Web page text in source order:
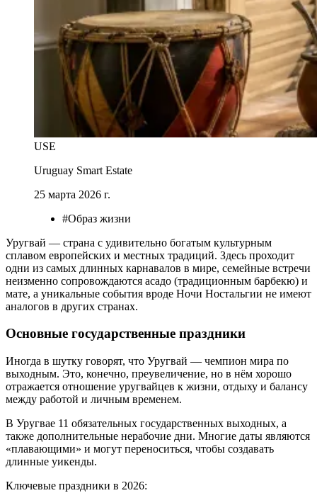
USE
Uruguay Smart Estate
25 марта 2026 г.
#Образ жизни
Уругвай — страна с удивительно богатым культурным
сплавом европейских и местных традиций. Здесь проходит
одни из самых длинных карнавалов в мире, семейные встречи
неизменно сопровождаются асадо (традиционным барбекю) и
мате, а уникальные события вроде Ночи Ностальгии не имеют
аналогов в других странах.
Основные государственные праздники
Иногда в шутку говорят, что Уругвай — чемпион мира по
выходным. Это, конечно, преувеличение, но в нём хорошо
отражается отношение уругвайцев к жизни, отдыху и балансу
между работой и личным временем.
В Уругвае 11 обязательных государственных выходных, а
также дополнительные нерабочие дни. Многие даты являются
«плавающими» и могут переноситься, чтобы создавать
длинные уикенды.
Ключевые праздники в 2026: